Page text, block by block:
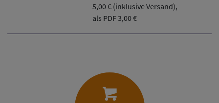
5,00 € (inklusive Versand),
​​​​​​​als PDF 3,00 €